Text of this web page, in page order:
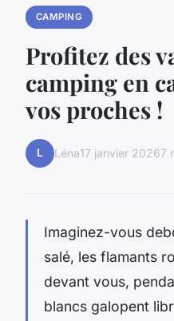
CAMPING
Profitez des
camping en
vos proches !
L Léna17 janvier 20267
Imaginez-vous
salé, les flamants
devant vous,
blancs galopent